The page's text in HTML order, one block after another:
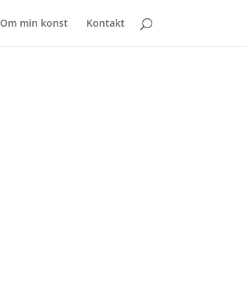
Om min konst Kontakt